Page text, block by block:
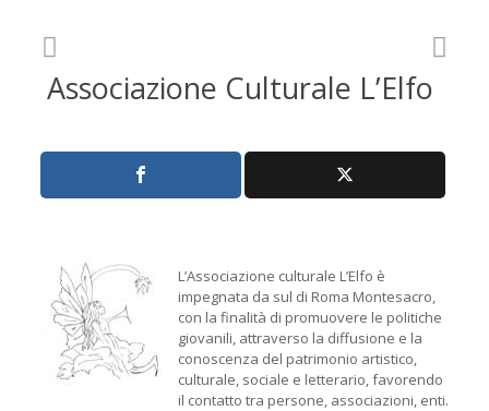
Associazione Culturale L’Elfo
L’Associazione culturale L’Elfo è
impegnata da sul di Roma Montesacro,
con la finalità di promuovere le politiche
giovanili, attraverso la diffusione e la
conoscenza del patrimonio artistico,
culturale, sociale e letterario, favorendo
il contatto tra persone, associazioni, enti.